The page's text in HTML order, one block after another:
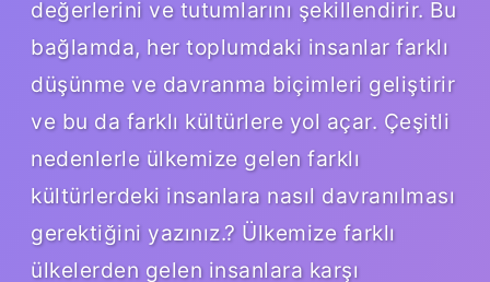
değerlerini ve tutumlarını şekillendirir. Bu
bağlamda, her toplumdaki insanlar farklı
düşünme ve davranma biçimleri geliştirir
ve bu da farklı kültürlere yol açar. Çeşitli
nedenlerle ülkemize gelen farklı
kültürlerdeki insanlara nasıl davranılması
gerektiğini yazınız.? Ülkemize farklı
ülkelerden gelen insanlara karşı